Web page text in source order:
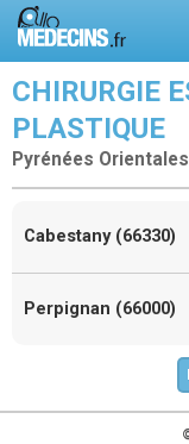
CHIRURGIE
PLASTIQUE
Pyrénées Orientales
Cabestany (66330)
Perpignan (66000)